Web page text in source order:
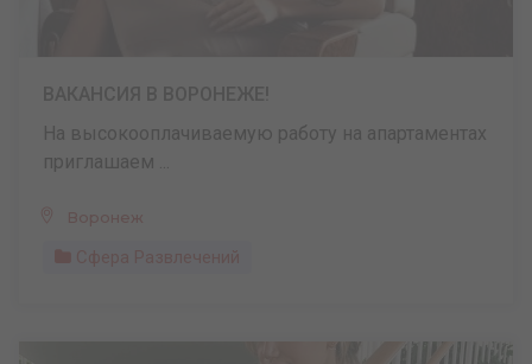
На высокооплачиваемую работу на апартаментах
приглашаем ...
Воронеж
Сфера Развлечений